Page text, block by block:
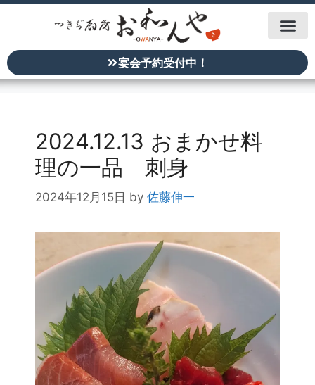
宴会予約受付中！
2024.12.13 おまかせ料
理の一品 刺身
2024年12月15日 by 佐藤伸一